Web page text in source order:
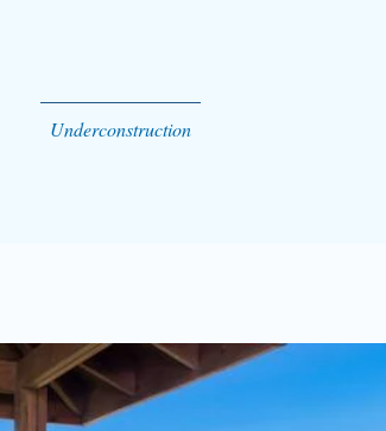
Underconstruction